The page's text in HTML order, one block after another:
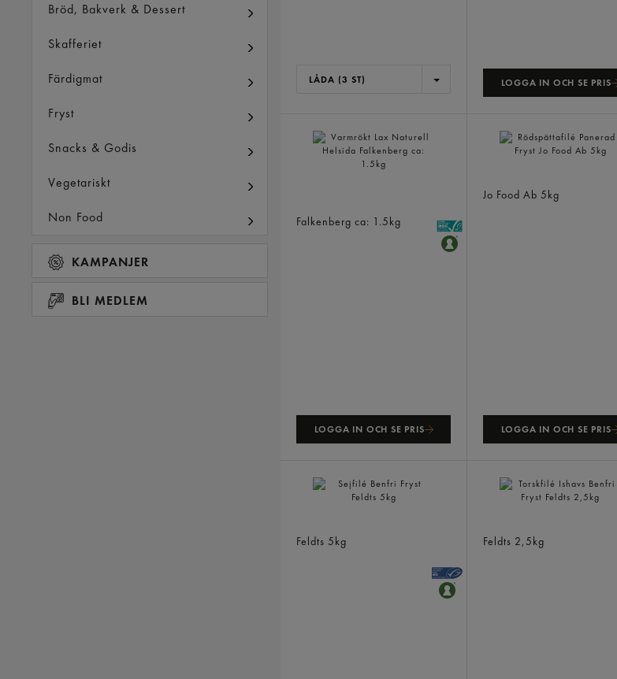
Bröd, Bakverk & Dessert
Skafferiet
Färdigmat
Fryst
Snacks & Godis
Vegetariskt
Non Food
KAMPANJER
BLI MEDLEM
LÅDA (3 ST) LOGGA IN OCH SE PRIS
Falkenberg ca: 1.5kg
LOGGA IN OCH SE PRIS
Jo Food Ab 5kg
LOGGA IN OCH SE PRIS
Feldts 5kg
Feldts 2,5kg